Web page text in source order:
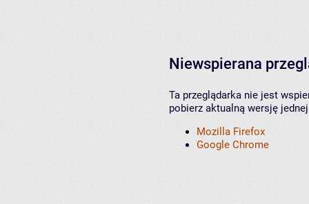
Niewspierana
Ta przeglądarka nie jest
pobierz aktualną wersję
Mozilla Firefox
Google Chrome